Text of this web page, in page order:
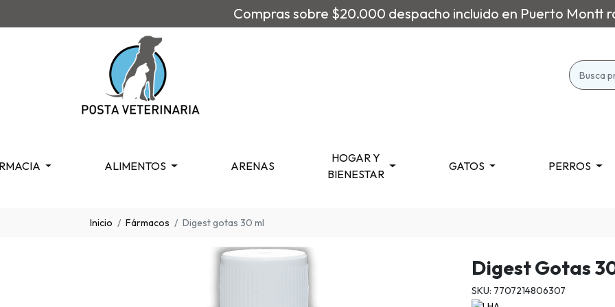
Compras sobre $20.000 despacho incluido en Puerto Montt
ALIMENTOS ARENAS
HOGAR Y
BIENESTAR
GATOS PERROS
Inicio Fármacos Digest gotas 30 ml
Digest Gotas
SKU: 7707214806307